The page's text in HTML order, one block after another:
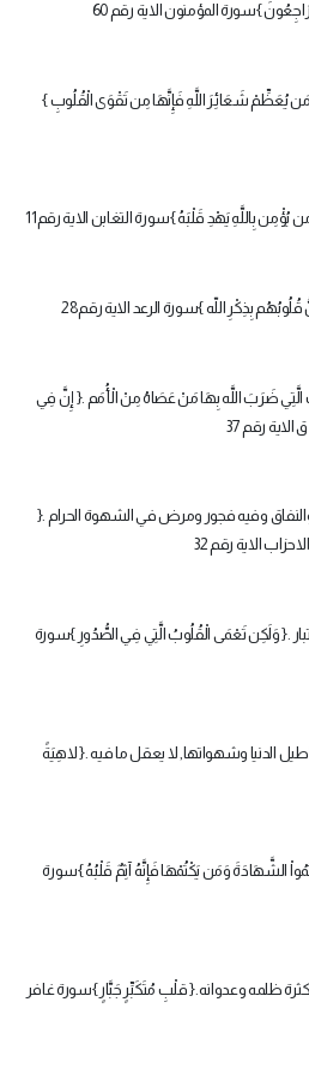
}سورة المؤمنون الاية رقم 60
يُعَظِّمْ شَعَائِرَ اللَّهِ فَإِنَّهَا مِن تَقْوَى الْقُلُوبِ }
يُؤْمِن بِاللَّهِ يَهْدِ قَلْبَهُ }سورة التغابن الاية رقم11
بِذِكْرِ اللّه }سورة الرعد الاية رقم28
ضَرَبَ اللَّه بِهَا مَنْ عَصَاهُ مِنْ الْأُمَم .{ إِنَّ فِي
رقم 37
وفيه فجور ومرض في الشهوة الحرام .{
الاية رقم 32
.{ وَلَكِن تَعْمَى الْقُلُوبُ الَّتِي فِي الصُّدُورِ }سورة
الدنيا وشهواتها, لا يعقل ما فيه .{ لاهِيَةً
الشَّهَادَةَ وَمَن يَكْتُمْهَا فَإِنَّهُ آثِمٌ قَلْبُهُ }سورة
ظلمه وعدوانه.{ قلْبِ مُتَكَبِّرٍ جَبَّارٍ }سورة غافر